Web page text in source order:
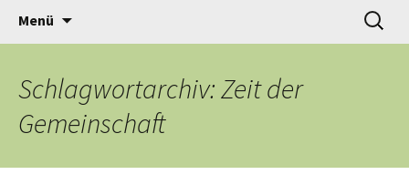
Willkommen!
Gottesdienst verändert
Menü
Suchen
nach:
Schlagwortarchiv: Zeit der
Gemeinschaft